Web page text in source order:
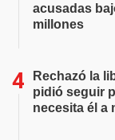
acusadas
millones
Rechazó la
pidió seguir
necesita él a